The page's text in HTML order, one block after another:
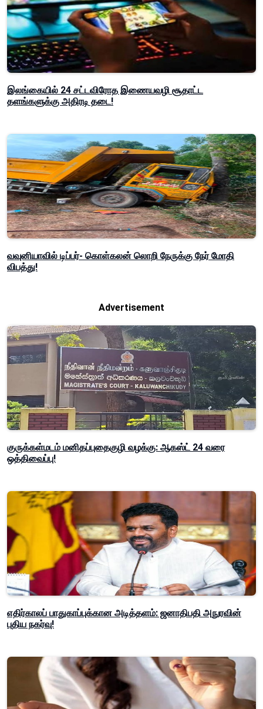
இலங்கையில் 24 சட்டவிரோத இணையவழி சூதாட்ட
தளங்களுக்கு அதிரடி தடை!
வவுனியாவில் டிப்பர்- கொள்கலன் லொறி நேருக்கு நேர் மோதி
விபத்து!
Advertisement
குருக்கள்மடம் மனிதப்புதைகுழி வழக்கு: ஆகஸ்ட் 24 வரை
ஒத்திவைப்பு!
எதிர்காலப் பாதுகாப்புக்கான அடித்தளம்: ஜனாதிபதி அநுரவின்
புதிய நகர்வு!